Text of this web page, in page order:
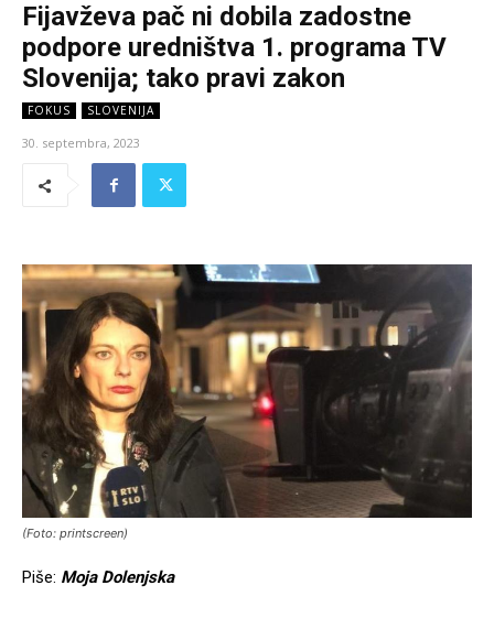
Fijavževa pač ni dobila zadostne
podpore uredništva 1. programa TV
Slovenija; tako pravi zakon
FOKUS SLOVENIJA
30. septembra, 2023
(Foto: printscreen)
Piše: Moja Dolenjska